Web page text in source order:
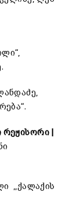
რეჟისორი |
,,ქალაქის